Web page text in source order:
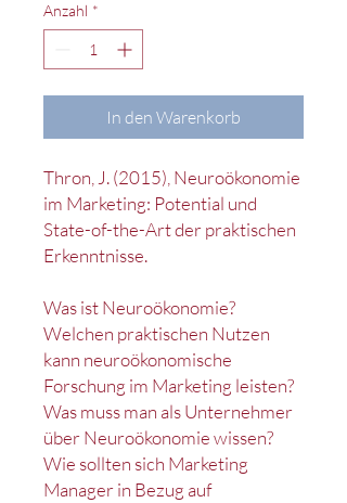
Anzahl *
In den Warenkorb
Thron, J. (2015), Neuroökonomie
im Marketing: Potential und
State-of-the-Art der praktischen
Erkenntnisse.
Was ist Neuroökonomie?
Welchen praktischen Nutzen
kann neuroökonomische
Forschung im Marketing leisten?
Was muss man als Unternehmer
über Neuroökonomie wissen?
Wie sollten sich Marketing
Manager in Bezug auf